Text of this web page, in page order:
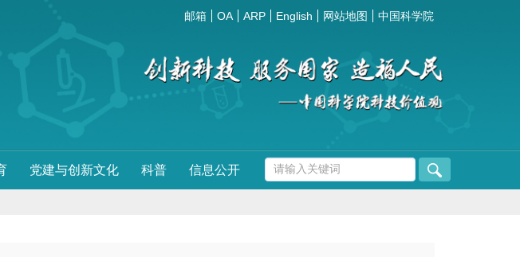
邮箱 OA ARP English 网站地图 中国科学院
党建与创新文化 科普 信息公开